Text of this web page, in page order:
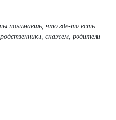
понимаешь, что где-то есть
скажем, родители